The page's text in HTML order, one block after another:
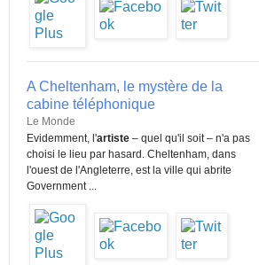
A Cheltenham, le mystère de la
cabine téléphonique
Le Monde
Evidemment, l'artiste – quel qu'il soit – n'a pas
choisi le lieu par hasard. Cheltenham, dans
l'ouest de l'Angleterre, est la ville qui abrite
Government ...